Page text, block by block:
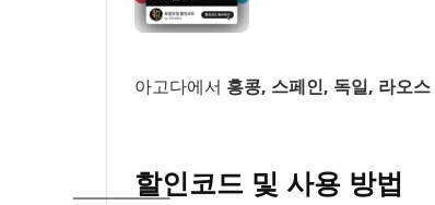
아고다에서 홍콩, 스페인, 독일, 라오스
할인코드 및 사용 방법